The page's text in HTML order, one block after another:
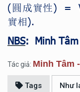
( 圓成實性) =
實相).
NBS: Minh Tâm
Tác giả: Minh Tâm
Tags Như